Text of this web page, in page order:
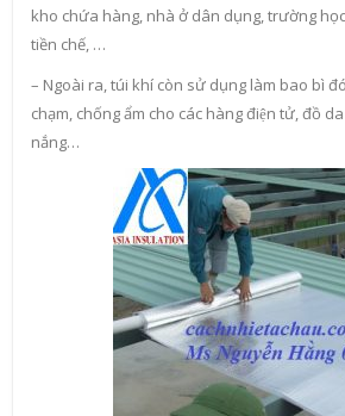
kho chứa hàng, nhà ở dân dụng, trường
tiền chế, …
– Ngoài ra, túi khí còn sử dụng làm bao bì
chạm, chống ẩm cho các hàng điện tử, đồ
nắng…